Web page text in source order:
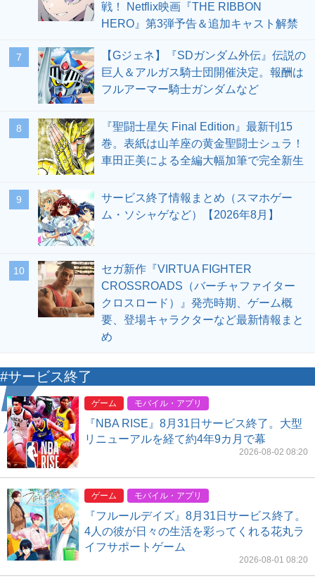
戦！ Netflix映画『THE RIBBON
HERO』第3弾予告＆追加キャスト解禁
7
【Gジェネ】『SDガンダム外伝』伝説の
巨人＆アルガス騎士団開催決定。報酬は
フルアーマー騎士ガンダムなど
8
『聖闘士星矢 Final Edition』最新刊15
巻。表紙は山羊座の黄金聖闘士シュラ！
車田正美による全編大幅加筆で完全新生
9
サービス終了情報まとめ（スマホゲー
ム・ソシャゲなど）【2026年8月】
10
セガ新作『VIRTUA FIGHTER
CROSSROADS（バーチャファイター
クロスロード）』発売時期、ゲーム概
要、登場キャラクターなど最新情報まと
め
#サービス終了
ゲーム モバイル・アプリ
『NBA RISE』8月31日サービス終了。大型
リニューアルを経て約4年9カ月で幕
2026-08-02 08:20
ゲーム モバイル・アプリ
『フルールデイズ』8月31日サービス終了。
4人の彼が日々の生活を彩ってくれる花丸ラ
イフサポートゲーム
2026-08-01 08:20